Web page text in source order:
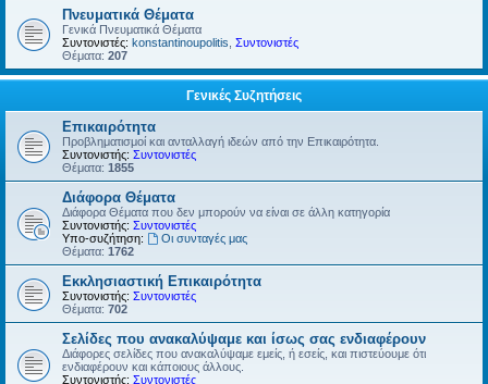
Πνευματικά Θέματα
Γενικά Πνευματικά Θέματα
Συντονιστές: konstantinoupolitis Συντονιστές
Θέματα: 207
Γενικές Συζητήσεις
Επικαιρότητα
Προβληματισμοί και ανταλλαγή ιδεών από την Επικαιρότητα.
Συντονιστής: Συντονιστές
Θέματα: 1855
Διάφορα Θέματα
Διάφορα Θέματα που δεν μπορούν να είναι σε άλλη κατηγορία
Συντονιστής: Συντονιστές
Υπο-συζήτηση:
Οι συνταγές μας
Θέματα: 1762
Εκκλησιαστική Επικαιρότητα
Συντονιστής: Συντονιστές
Θέματα: 702
Σελίδες που ανακαλύψαμε και ίσως σας ενδιαφέρουν
Διάφορες σελίδες που ανακαλύψαμε εμείς, ή εσείς, και πιστεύουμε ότι
ενδιαφέρουν και κάποιους άλλους.
Συντονιστής: Συντονιστές